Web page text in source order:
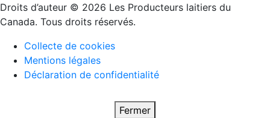
Droits d’auteur © 2026 Les Producteurs laitiers du
Canada. Tous droits réservés.
Collecte de cookies
Mentions légales
Déclaration de confidentialité
Fermer